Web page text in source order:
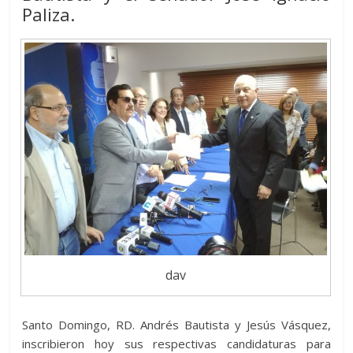
ti
r
Paliza.
dav
Santo Domingo, RD. Andrés Bautista y Jesús Vásquez,
inscribieron hoy sus respectivas candidaturas para